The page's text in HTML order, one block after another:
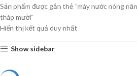
Sản phẩm được gắn thẻ “máy nước nóng
tháp mười”
Hiển thị kết quả duy nhất
Show sidebar